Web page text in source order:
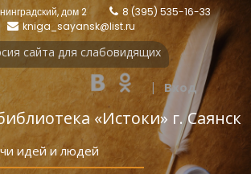
дом 2
8 (395) 535-16-33
kniga_sayansk@list.ru
сайта для слабовидящих
| Вход
«Истоки‎» г. Саянск
идей и людей